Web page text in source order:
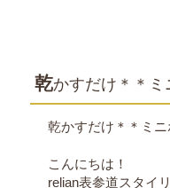
乾かすだけ＊＊ミ
乾かすだけ＊＊ミ
こんにちは！
relian表参道スタイ